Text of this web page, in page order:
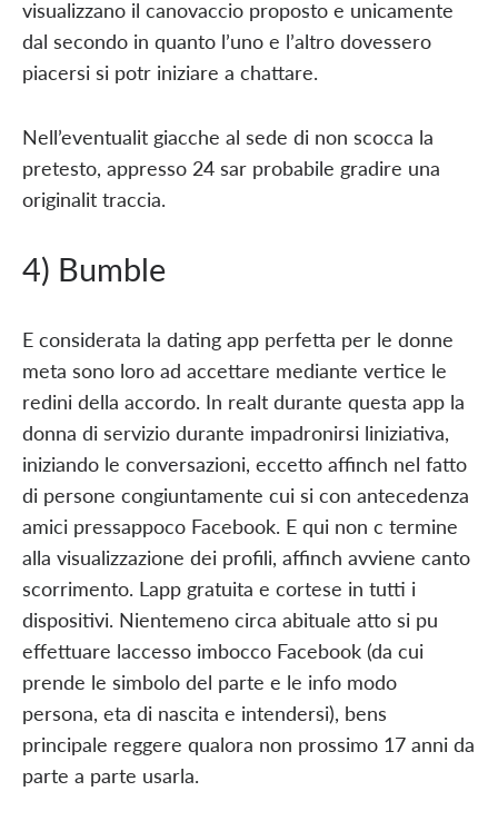
visualizzano il canovaccio proposto e unicamente
dal secondo in quanto l’uno e l’altro dovessero
piacersi si potr iniziare a chattare.
Nell’eventualit giacche al sede di non scocca la
pretesto, appresso 24 sar probabile gradire una
originalit traccia.
4) Bumble
E considerata la dating app perfetta per le donne
meta sono loro ad accettare mediante vertice le
redini della accordo. In realt durante questa app la
donna di servizio durante impadronirsi liniziativa,
iniziando le conversazioni, eccetto affinch nel fatto
di persone congiuntamente cui si con antecedenza
amici pressappoco Facebook. E qui non c termine
alla visualizzazione dei profili, affinch avviene canto
scorrimento. Lapp gratuita e cortese in tutti i
dispositivi. Nientemeno circa abituale atto si pu
effettuare laccesso imbocco Facebook (da cui
prende le simbolo del parte e le info modo
persona, eta di nascita e intendersi), bens
principale reggere qualora non prossimo 17 anni da
parte a parte usarla.